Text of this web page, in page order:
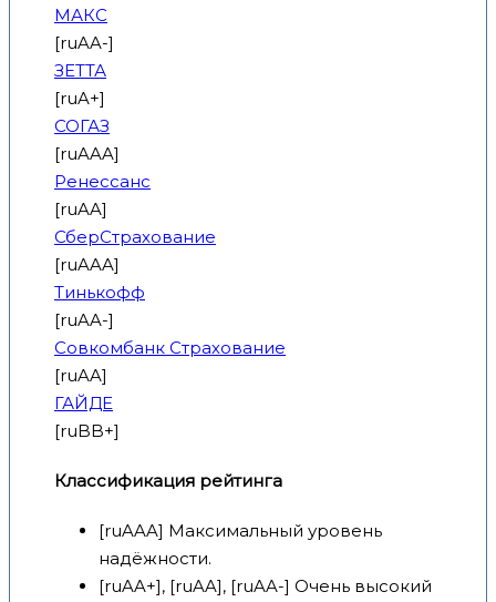
МАКС
[ruAA-]
ЗЕТТА
[ruA+]
СОГАЗ
[ruAAA]
Ренессанс
[ruAA]
СберСтрахование
[ruAAA]
Тинькофф
[ruAA-]
Совкомбанк Страхование
[ruAA]
ГАЙДЕ
[ruBB+]
Классификация рейтинга
[ruAAA] Максимальный уровень
надёжности.
[ruAA+], [ruAA], [ruAA-] Очень высокий